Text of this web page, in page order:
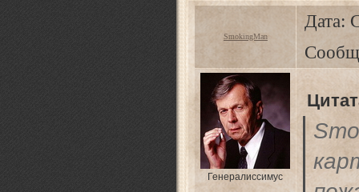
SmokingMan
Дата:
Генералиссимус